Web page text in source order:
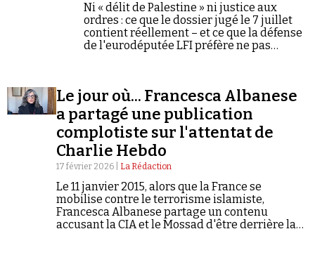
Newsletter
Faire un don
Demander à Vera
Ni « délit de Palestine » ni justice aux
ordres : ce que le dossier jugé le 7 juillet
contient réellement – et ce que la défense
de l'eurodéputée LFI préfère ne pas
Le jour où... Francesca Albanese
a partagé une publication
complotiste sur l'attentat de
Charlie Hebdo
17 février 2026 | La Rédaction
Le 11 janvier 2015, alors que la France se
mobilise contre le terrorisme islamiste,
Francesca Albanese partage un contenu
accusant la CIA et le Mossad d'être derrière la